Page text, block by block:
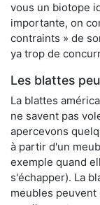
vous un biotope
importante, on
contraints » de
ya trop de
Les blattes
La blattes
ne savent pas
apercevons
à partir d'un
exemple quand
s'échapper). La
meubles